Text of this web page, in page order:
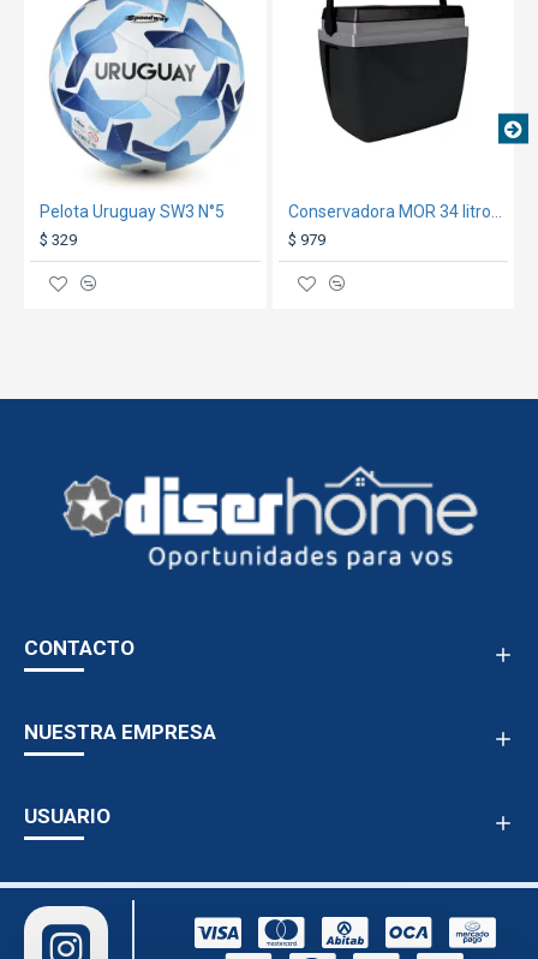
Pelota Uruguay SW3 N°5
$ 329 $ 979
CONTACTO
NUESTRA EMPRESA
USUARIO